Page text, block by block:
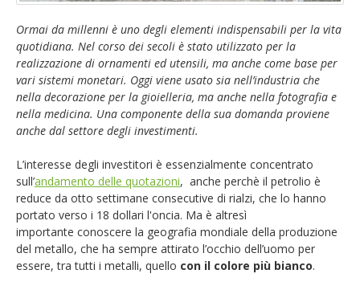
Ftse Mib
Altri
Ormai da millenni è uno degli elementi indispensabili per la vita
quotidiana. Nel corso dei secoli è stato utilizzato per la
realizzazione di ornamenti ed utensili, ma anche come base per
vari sistemi monetari. Oggi viene usato sia nell’industria che
nella decorazione per la gioielleria, ma anche nella fotografia e
nella medicina. Una componente della sua domanda proviene
anche dal settore degli investimenti.
L’interesse degli investitori è essenzialmente concentrato
sull’andamento delle quotazioni, anche perchè il petrolio è
reduce da otto settimane consecutive di rialzi, che lo hanno
portato verso i 18 dollari l'oncia. Ma è altresì
importante conoscere la geografia mondiale della produzione
del metallo, che ha sempre attirato l’occhio dell’uomo per
essere, tra tutti i metalli, quello con il colore più bianco.